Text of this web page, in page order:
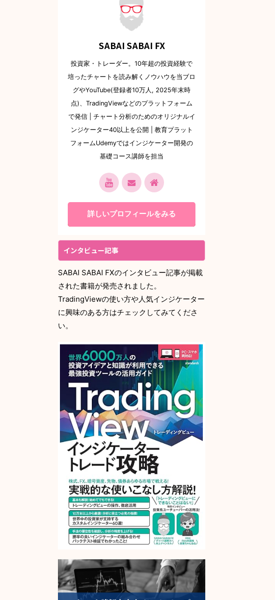
SABAI SABAI FX
投資家・トレーダー。10年超の投資経験で
培ったチャートを読み解くノウハウを当ブロ
グやYouTube(登録者10万人, 2025年末時
点)、TradingViewなどのプラットフォーム
で発信 | チャート分析のためのオリジナルイ
ンジケーター40以上を公開 | 教育プラット
フォームUdemyではインジケーター開発の
基礎コース講師を担当
詳しいプロフィールをみる
インタビュー記事
SABAI SABAI FXのインタビュー記事が掲載
された書籍が発売されました。
TradingViewの使い方や人気インジケーター
に興味のある方はチェックしてみてくださ
い。